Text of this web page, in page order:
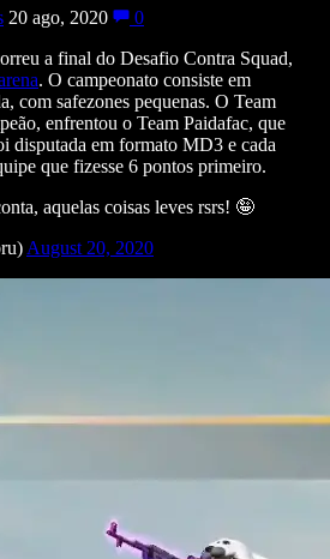
20 ago, 2020
0
a final do Desafio Contra Squad,
. O campeonato consiste em
com safezones pequenas. O Team
enfrentou o Team Paidafac, que
disputada em formato MD3 e cada
que fizesse 6 pontos primeiro.
aquelas coisas leves rsrs! 🤪
August 20, 2020